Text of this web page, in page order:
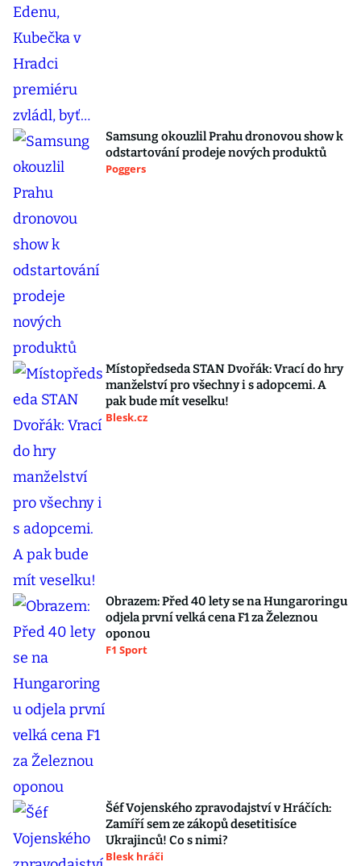
Samsung okouzlil Prahu dronovou show k
odstartování prodeje nových produktů
Poggers
Místopředseda STAN Dvořák: Vrací do hry
manželství pro všechny i s adopcemi. A
pak bude mít veselku!
Blesk.cz
Obrazem: Před 40 lety se na Hungaroringu
odjela první velká cena F1 za Železnou
oponou
F1 Sport
Šéf Vojenského zpravodajství v Hráčích:
Zamíří sem ze zákopů desetitisíce
Ukrajinců! Co s nimi?
Blesk hráči